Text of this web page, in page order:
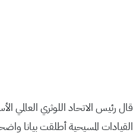
قال رئيس الاتحاد اللوثري العالمي
القيادات المسيحية أطلقت بيانا